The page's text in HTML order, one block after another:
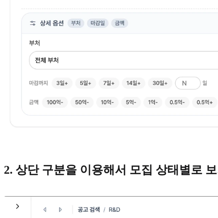
2. 상단 구분을 이용해서 모집 상태별로